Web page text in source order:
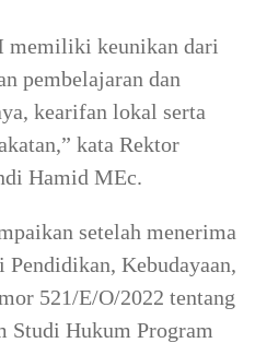
memiliki keunikan dari
pembelajaran dan
kearifan lokal serta
kata Rektor
Hamid MEc.
setelah menerima
Kebudayaan,
521/E/O/2022 tentang
Studi Hukum Program